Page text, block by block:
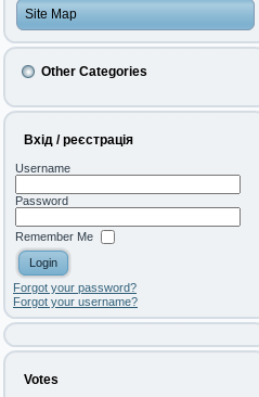
Site Map
Other Categories
Вхід / реєстрація
Username
Password
Remember Me
Forgot your password?
Forgot your username?
Votes